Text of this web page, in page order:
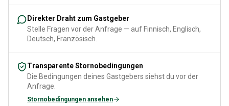
Direkter Draht zum Gastgeber
Stelle Fragen vor der Anfrage — auf Finnisch, Englisch,
Deutsch, Französisch.
Transparente Stornobedingungen
Die Bedingungen deines Gastgebers siehst du vor der
Anfrage.
Stornobedingungen ansehen